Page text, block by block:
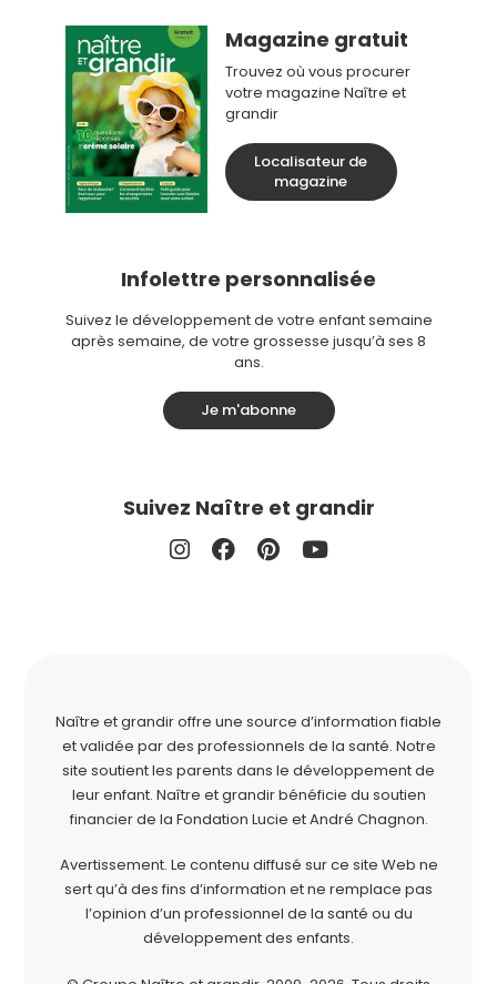
Magazine gratuit
Trouvez où vous procurer
votre magazine Naître et
grandir
Localisateur de
magazine
Infolettre personnalisée
Suivez le développement de votre enfant semaine
après semaine, de votre grossesse jusqu’à ses 8
ans.
Je m'abonne
Suivez Naître et grandir
Naître et grandir offre une source d’information fiable
et validée par des professionnels de la santé. Notre
site soutient les parents dans le développement de
leur enfant. Naître et grandir bénéficie du soutien
financier de la Fondation Lucie et André Chagnon.
Avertissement. Le contenu diffusé sur ce site Web ne
sert qu’à des fins d’information et ne remplace pas
l’opinion d’un professionnel de la santé ou du
développement des enfants.